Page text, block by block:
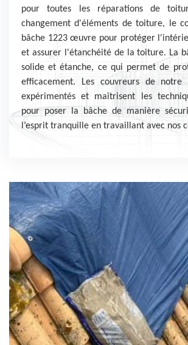
pour toutes les réparations de
changement d'éléments de toiture, le
bâche 1223 œuvre pour protéger
et assurer l'étanchéité de la toiture. La
solide et étanche, ce qui permet de
efficacement. Les couvreurs de notre
expérimentés et maîtrisent les
pour poser la bâche de manière
l’esprit tranquille en travaillant avec nos